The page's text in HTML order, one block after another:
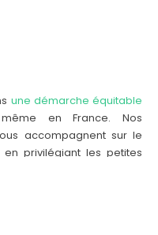
une démarche équitable
en France. Nos
accompagnent sur le
privilégiant les petites